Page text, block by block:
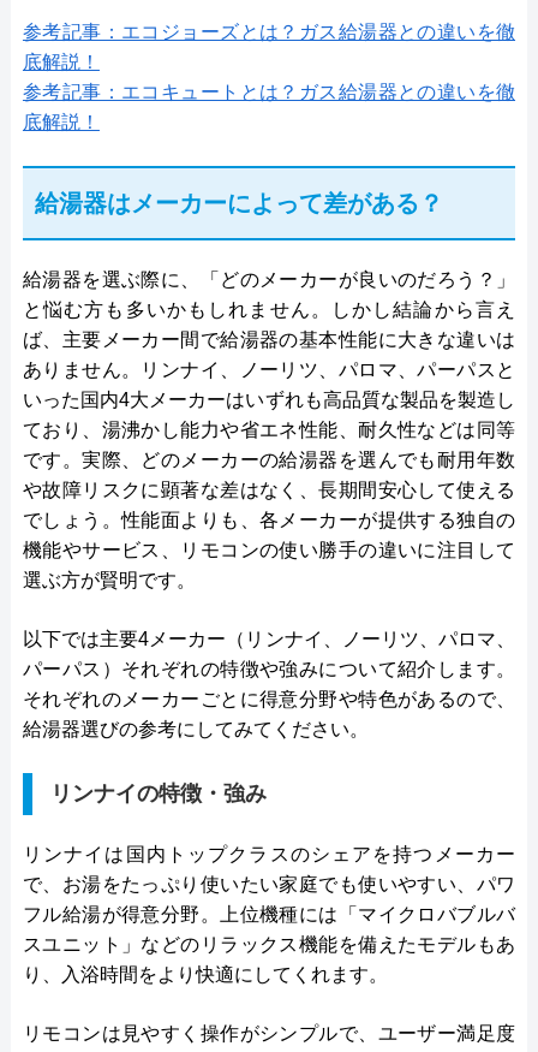
参考記事：エコジョーズとは？ガス給湯器との違いを徹
底解説！
参考記事：エコキュートとは？ガス給湯器との違いを徹
底解説！
給湯器はメーカーによって差がある？
給湯器を選ぶ際に、「どのメーカーが良いのだろう？」
と悩む方も多いかもしれません。しかし結論から言え
ば、主要メーカー間で給湯器の基本性能に大きな違いは
ありません。リンナイ、ノーリツ、パロマ、パーパスと
いった国内4大メーカーはいずれも高品質な製品を製造し
ており、湯沸かし能力や省エネ性能、耐久性などは同等
です。実際、どのメーカーの給湯器を選んでも耐用年数
や故障リスクに顕著な差はなく、長期間安心して使える
でしょう。性能面よりも、各メーカーが提供する独自の
機能やサービス、リモコンの使い勝手の違いに注目して
選ぶ方が賢明です。
以下では主要4メーカー（リンナイ、ノーリツ、パロマ、
パーパス）それぞれの特徴や強みについて紹介します。
それぞれのメーカーごとに得意分野や特色があるので、
給湯器選びの参考にしてみてください。
リンナイの特徴・強み
リンナイは国内トップクラスのシェアを持つメーカー
で、お湯をたっぷり使いたい家庭でも使いやすい、パワ
フル給湯が得意分野。上位機種には「マイクロバブルバ
スユニット」などのリラックス機能を備えたモデルもあ
り、入浴時間をより快適にしてくれます。
リモコンは見やすく操作がシンプルで、ユーザー満足度